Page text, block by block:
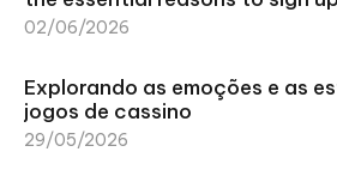
02/06/2026
Explorando as emoções e as
jogos de cassino
29/05/2026